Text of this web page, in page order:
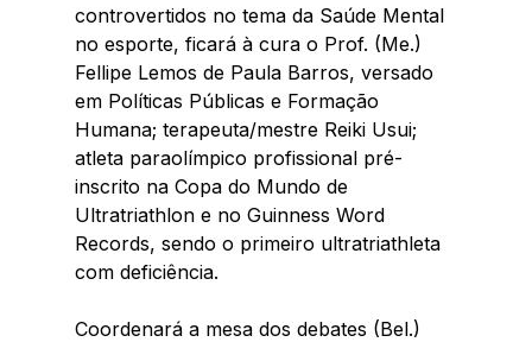
controvertidos no tema da Saúde Mental
no esporte, ficará à cura o Prof. (Me.)
Fellipe Lemos de Paula Barros, versado
em Políticas Públicas e Formação
Humana; terapeuta/mestre Reiki Usui;
atleta paraolímpico profissional pré-
inscrito na Copa do Mundo de
Ultratriathlon e no Guinness Word
Records, sendo o primeiro ultratriathleta
com deficiência.
Coordenará a mesa dos debates (Bel.)